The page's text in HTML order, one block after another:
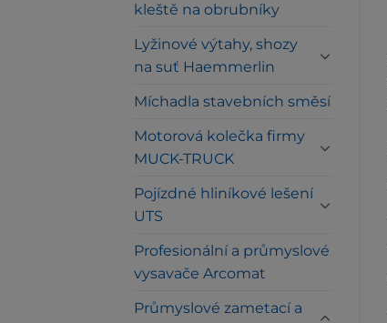
kleště na obrubníky
Lyžinové výtahy, shozy
na suť Haemmerlin
Míchadla stavebních směsí
Motorová kolečka firmy
MUCK-TRUCK
Pojízdné hliníkové lešení
UTS
Profesionální a průmyslové
vysavače Arcomat
Průmyslové zametací a